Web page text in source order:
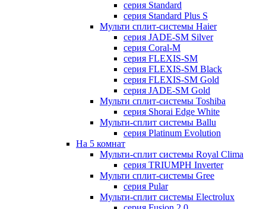
серия Standard
серия Standard Plus S
Мульти сплит-системы Haier
серия JADE-SM Silver
серия Coral-M
серия FLEXIS-SM
серия FLEXIS-SM Black
серия FLEXIS-SM Gold
серия JADE-SM Gold
Мульти сплит-системы Toshiba
серия Shorai Edge White
Мульти-сплит системы Ballu
серия Platinum Evolution
На 5 комнат
Мульти-сплит системы Royal Clima
серия TRIUMPH Inverter
Мульти сплит-системы Gree
серия Pular
Мульти-сплит системы Electrolux